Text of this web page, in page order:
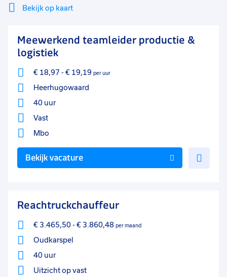
Bekijk op kaart
Filter
Sluiten
Meewerkend teamleider productie &
logistiek
€ 18,97 - € 19,19 per uur
Heerhugowaard
40 uur
Vast
Mbo
Bekijk vacature
Reachtruckchauffeur
€ 3.465,50- € 3.860,48 per maand
Oudkarspel
40 uur
Uitzicht op vast